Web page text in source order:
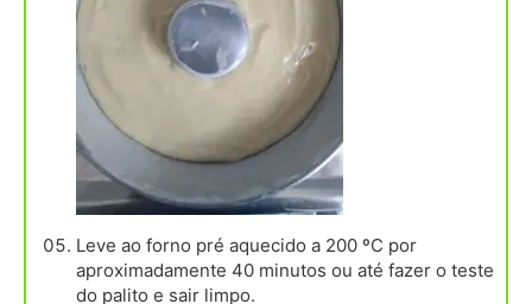
Leve ao forno pré aquecido a 200 ºC por
aproximadamente 40 minutos ou até fazer o teste
do palito e sair limpo.